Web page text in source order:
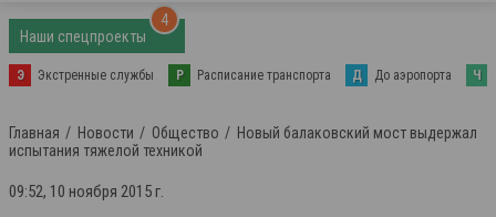
Наши спецпроекты
4
Э Экстренные службы Р Расписание транспорта Д До аэропорта Ч
Главная Новости Общество
Новый балаковский мост выдержал
испытания тяжелой техникой
09:52, 10 ноября 2015 г.